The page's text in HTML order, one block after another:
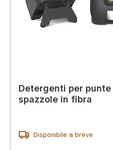
Detergenti per
spazzole in fibra
Disponibile a breve